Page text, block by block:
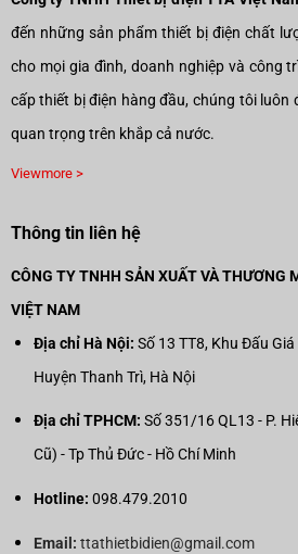
đến những sản phẩm thiết bị điện chất
cho mọi gia đình, doanh nghiệp và công
cấp thiết bị điện hàng đầu, chúng tôi luôn
quan trọng trên khắp cả nước.
Viewmore >
Thông tin liên hệ
CÔNG TY TNHH SẢN XUẤT VÀ THƯƠNG
VIỆT NAM
Địa chỉ Hà Nội: Số 13 TT8, Khu Đấu
Huyện Thanh Trì, Hà Nội
Địa chỉ TPHCM: Số 351/16 QL13 - P.
Cũ) - Tp Thủ Đức - Hồ Chí Minh
Hotline: 098.479.2010
Email: ttathietbidien@gmail.com